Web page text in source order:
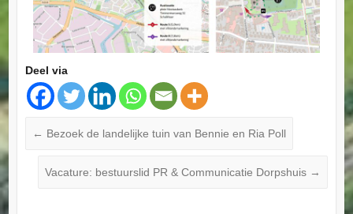
Deel via
← Bezoek de landelijke tuin van Bennie en Ria Poll
Vacature: bestuurslid PR & Communicatie Dorpshuis →